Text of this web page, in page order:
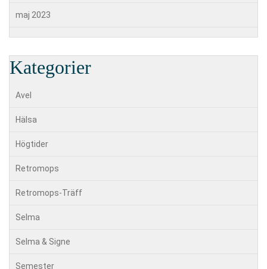
maj 2023
Kategorier
Avel
Hälsa
Högtider
Retromops
Retromops-Träff
Selma
Selma & Signe
Semester